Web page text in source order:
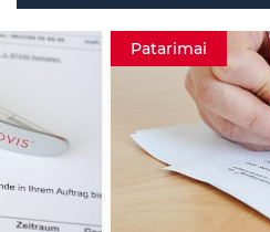
Patarimai